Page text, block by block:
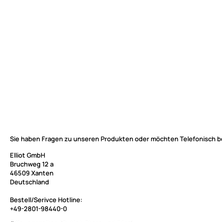
Sie haben Fragen zu unseren Produkten oder möchten Telefonisch
Elliot GmbH
Bruchweg 12 a
46509 Xanten
Deutschland
Bestell/Serivce Hotline:
+49-2801-98440-0